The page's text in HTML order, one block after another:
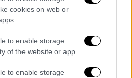
cookies on web or
to enable storage
of the website or app.
to enable storage
μεταξύ των ασθενών
ήταν 21.6%,
μεταξύ των ασθενών με
D.